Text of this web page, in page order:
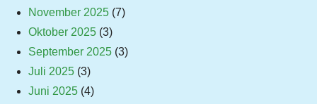
November 2025 (7)
Oktober 2025 (3)
September 2025 (3)
Juli 2025 (3)
Juni 2025 (4)